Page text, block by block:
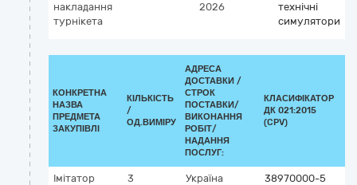
накладання
турнікета
2026
технічні
симулятори
КОНКРЕТНА
НАЗВА
ПРЕДМЕТА
ЗАКУПІВЛІ
КІЛЬКІСТЬ
/
ОД.ВИМІРУ
АДРЕСА
ДОСТАВКИ /
СТРОК
ПОСТАВКИ/
ВИКОНАННЯ
РОБІТ/
НАДАННЯ
ПОСЛУГ:
КЛАСИФІКАТОР
ДК 021:2015
(CPV)
Імітатор
3
Україна
38970000-5